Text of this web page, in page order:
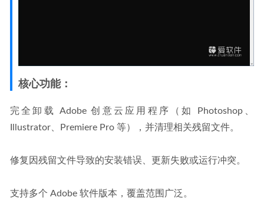
核心功能：
完全卸载 Adobe 创意云应用程序（如 Photoshop、
Illustrator、Premiere Pro 等），并清理相关残留文件。
修复因残留文件导致的安装错误、更新失败或运行冲突。
支持多个 Adobe 软件版本，覆盖范围广泛。